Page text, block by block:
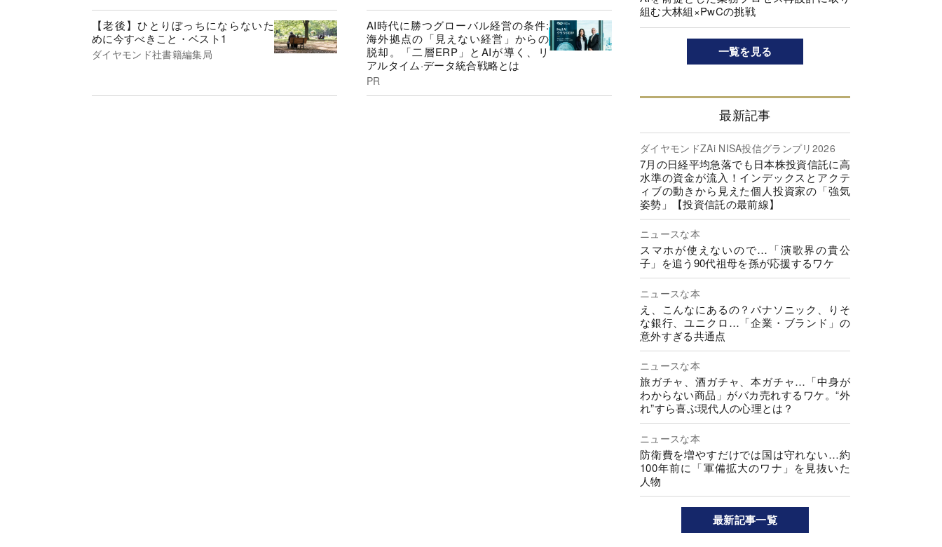
【老後】ひとりぼっちにならないた
めに今すべきこと・ベスト1
ダイヤモンド社書籍編集局
AI時代に勝つグローバル経営の条件:
海外拠点の「見えない経営」からの
脱却。「二層ERP」とAIが導く、リ
アルタイム·データ統合戦略とは
PR
組む大林組×PwCの挑戦
一覧を見る
最新記事
ダイヤモンドZAi NISA投信グランプリ2026
7月の日経平均急落でも日本株投資信託に高
水準の資金が流入！インデックスとアクテ
ィブの動きから見えた個人投資家の「強気
姿勢」【投資信託の最前線】
ニュースな本
スマホが使えないので…「演歌界の貴公
子」を追う90代祖母を孫が応援するワケ
ニュースな本
え、こんなにあるの？パナソニック、りそ
な銀行、ユニクロ…「企業・ブランド」の
意外すぎる共通点
ニュースな本
旅ガチャ、酒ガチャ、本ガチャ…「中身が
わからない商品」がバカ売れするワケ。“外
れ”すら喜ぶ現代人の心理とは？
ニュースな本
防衛費を増やすだけでは国は守れない…約
100年前に「軍備拡大のワナ」を見抜いた
人物
最新記事一覧